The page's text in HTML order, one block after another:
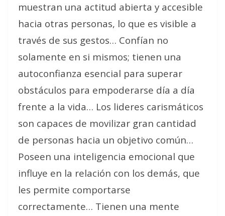
muestran una actitud abierta y accesible
hacia otras personas, lo que es visible a
través de sus gestos… Confían no
solamente en si mismos; tienen una
autoconfianza esencial para superar
obstáculos para empoderarse día a día
frente a la vida… Los lideres carismáticos
son capaces de movilizar gran cantidad
de personas hacia un objetivo común…
Poseen una inteligencia emocional que
influye en la relación con los demás, que
les permite comportarse
correctamente… Tienen una mente